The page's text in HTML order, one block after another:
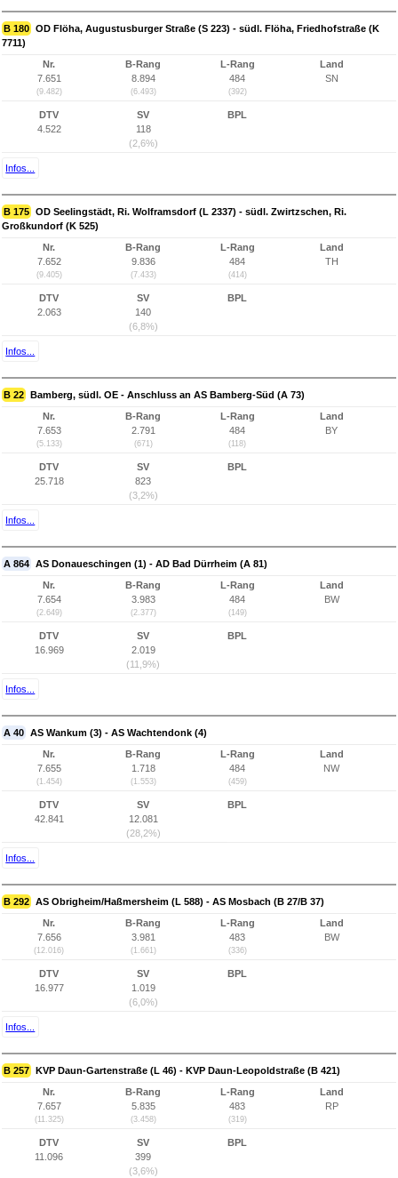
B 180 OD Flöha, Augustusburger Straße (S 223) - südl. Flöha, Friedhofstraße (K
7711)
Nr.
7.651
(9.482)
B-Rang
8.894
(6.493)
L-Rang
484
(392)
Land
SN
DTV
4.522
SV
118
(2,6%)
BPL
Infos...
B 175 OD Seelingstädt, Ri. Wolframsdorf (L 2337) - südl. Zwirtzschen, Ri.
Großkundorf (K 525)
Nr.
7.652
(9.405)
B-Rang
9.836
(7.433)
L-Rang
484
(414)
Land
TH
DTV
2.063
SV
140
(6,8%)
BPL
Infos...
B 22 Bamberg, südl. OE - Anschluss an AS Bamberg-Süd (A 73)
Nr.
7.653
(5.133)
B-Rang
2.791
(671)
L-Rang
484
(118)
Land
BY
DTV
25.718
SV
823
(3,2%)
BPL
Infos...
A 864 AS Donaueschingen (1) - AD Bad Dürrheim (A 81)
Nr.
7.654
(2.649)
B-Rang
3.983
(2.377)
L-Rang
484
(149)
Land
BW
DTV
16.969
SV
2.019
(11,9%)
BPL
Infos...
A 40 AS Wankum (3) - AS Wachtendonk (4)
Nr.
7.655
(1.454)
B-Rang
1.718
(1.553)
L-Rang
484
(459)
Land
NW
DTV
42.841
SV
12.081
(28,2%)
BPL
Infos...
B 292 AS Obrigheim/Haßmersheim (L 588) - AS Mosbach (B 27/B 37)
Nr.
7.656
(12.016)
B-Rang
3.981
(1.661)
L-Rang
483
(336)
Land
BW
DTV
16.977
SV
1.019
(6,0%)
BPL
Infos...
B 257 KVP Daun-Gartenstraße (L 46) - KVP Daun-Leopoldstraße (B 421)
Nr.
7.657
(11.325)
B-Rang
5.835
(3.458)
L-Rang
483
(319)
Land
RP
DTV
11.096
SV
399
(3,6%)
BPL